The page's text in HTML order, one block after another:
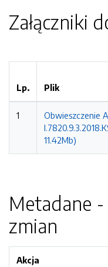
Załączniki
Lp. Plik
1
Obwieszczenie
11.42Mb)
Metadane
zmian
Akcja